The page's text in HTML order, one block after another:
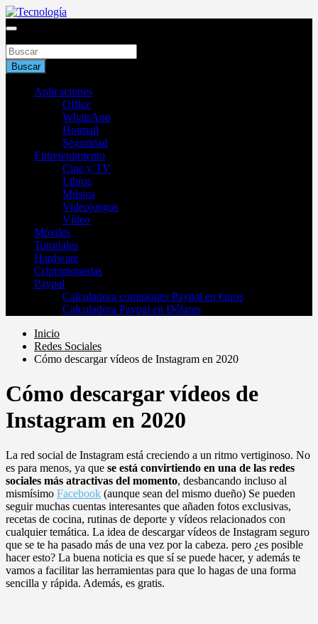
Saltar
al
Tecnología
Buscar
Aplicaciones
Office
WhatsApp
Hotmail
Seguridad
Entretenimiento
Cine y TV
Libros
Música
Videojuegos
Vídeo
Móviles
Tutoriales
Hardware
Criptomonedas
Paypal
Calculadora comisiones Paypal en €uros
Calculadora Paypal en Dólares
Inicio
Redes Sociales
Cómo descargar vídeos de Instagram en 2020
Cómo descargar vídeos de
Instagram en 2020
La red social de Instagram está creciendo a un ritmo vertiginoso. No
es para menos, ya que se está convirtiendo en una de las redes
sociales más atractivas del momento, desbancando incluso al
mismísimo Facebook (aunque sean del mismo dueño) Se pueden
seguir muchas cuentas interesantes que añaden fotos exclusivas,
recetas de cocina, rutinas de deporte y vídeos relacionados con
cualquier temática. La idea de descargar vídeos de Instagram seguro
que se te ha pasado más de una vez por la cabeza. pero ¿es posible
hacer esto? La buena noticia es que sí se puede hacer, y además te
vamos a facilitar las herramientas para que lo hagas de una forma
sencilla y rápida. Además, es gratis.